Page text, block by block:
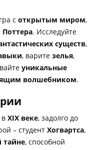
с открытым миром,
Поттера. Исследуйте
существ,
, варите зелья,
уникальные
волшебником.
XIX веке, задолго до
– студент Хогвартса,
тайне, способной